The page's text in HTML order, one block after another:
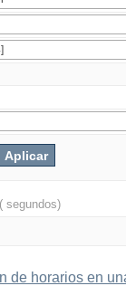
( segundos)
de horarios en